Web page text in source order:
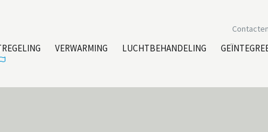
VERWARMING LUCHTBEHANDELING